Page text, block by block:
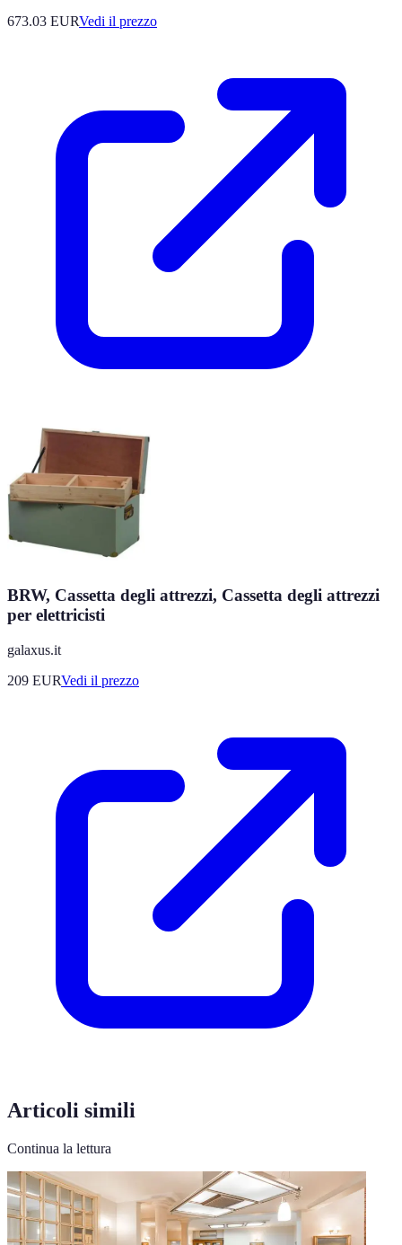
673.03 EURVedi il prezzo
BRW, Cassetta degli attrezzi, Cassetta degli attrezzi
per elettricisti
galaxus.it
209 EURVedi il prezzo
Articoli simili
Continua la lettura